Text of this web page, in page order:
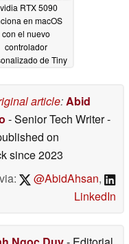
RTX 5090
en macOS
con el nuevo
controlador
de Tiny
article:Abid
- Senior Tech Writer-
on
since 2023
@AbidAhsan,
LinkedIn